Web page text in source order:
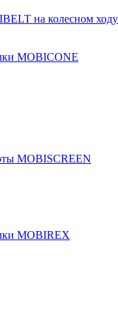
на колесном ходу
MOBICONE
MOBISCREEN
MOBIREX